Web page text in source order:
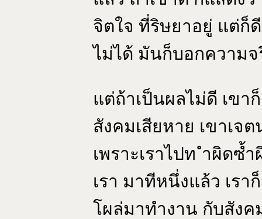
จิตใจ ที่ริษยาอยู่ แต่ก็
ไม่ได้ มันก็บอกความจ
แต่ถ้าเป็นผลไม่ดี เขา
สังคมเสียหาย เขาเจ
เพราะเราไปท ำผิดซ้
เรา มาทีหนึ่งแล้ว เรา
โผล่มาทำงาน กับสังค